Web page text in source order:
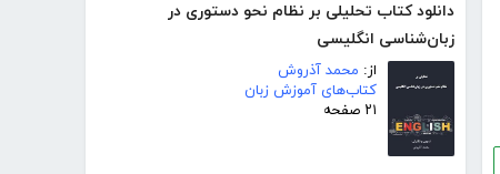
دانلود کتاب تحلیلی بر نظام نحو دستوری در
زبان‌شناسی انگلیسی
از: محمد آذروش
کتاب‌های آموزش زبان
۲۱ صفحه